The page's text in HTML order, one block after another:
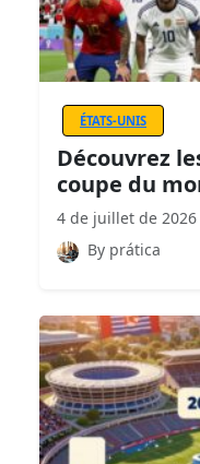
ÉTATS-UNIS
Découvrez
coupe du
4 de juillet de 2026
By prática